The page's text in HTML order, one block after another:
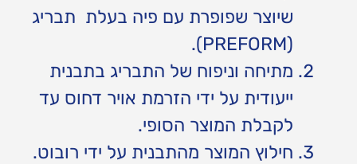
שיוצר שפופרת עם פיה בעלת תבריג
(PREFORM).
מתיחה וניפוח של התבריג בתבנית
ייעודית על ידי הזרמת אויר דחוס עד
לקבלת המוצר הסופי.
חילוץ המוצר מהתבנית על ידי רובוט.